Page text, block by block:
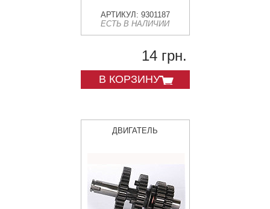
АРТИКУЛ: 9301187
ЕСТЬ В НАЛИЧИИ
14 грн.
В КОРЗИНУ
ДВИГАТЕЛЬ